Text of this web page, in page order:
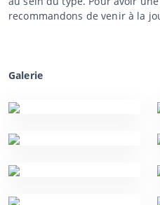
recommandons de venir à la
Galerie